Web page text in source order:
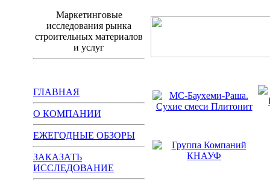
Маркетинговые
исследования рынка
строительных материалов
и услуг
ГЛАВНАЯ
О КОМПАНИИ
ЕЖЕГОДНЫЕ ОБЗОРЫ
ЗАКАЗАТЬ
ИССЛЕДОВАНИЕ